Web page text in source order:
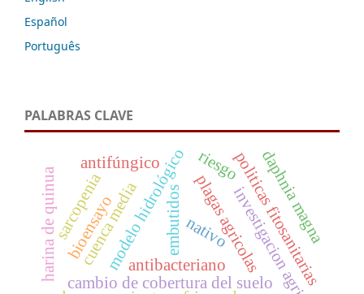
Español
Português
PALABRAS CLAVE
modelo hidrológico
cuenca media
cambio de cobertura del sueloinvestigacion agricola
politicas fitosanitarias
plagas agricolas
embutidos
harina de quinua daphnia magna
antibacteriano
antifúngico
bioensayo nativo
sarcopenia
riesgo